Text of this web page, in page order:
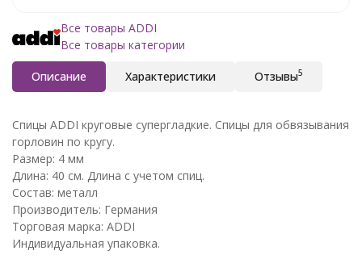
Все товары ADDI
Все товары категории
Описание Характеристики Отзывы5
Спицы ADDI круговые супергладкие. Спицы для обвязывания
горловин по кругу.
Размер: 4 мм
Длина: 40 см. Длина с учетом спиц.
Состав: металл
Производитель: Германия
Торговая марка: ADDI
Индивидуальная упаковка.